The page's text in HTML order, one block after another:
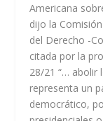
Americana
dijo la
del Derecho -
citada por la
28/21 “… abolir
representa un
democrático,